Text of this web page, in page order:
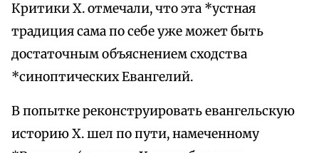
Критики Х. отмечали, что эта *устная
традиция сама по себе уже может быть
достаточным объяснением сходства
*синоптических Евангелий.
В попытке реконструировать евангельскую
историю Х. шел по пути, намеченному